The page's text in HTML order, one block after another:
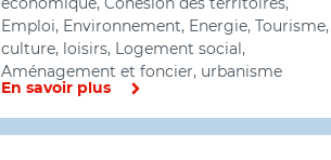
Emploi, Environnement, Energie, Tourisme,
culture, loisirs, Logement social,
Aménagement et foncier, urbanisme
En savoir plus